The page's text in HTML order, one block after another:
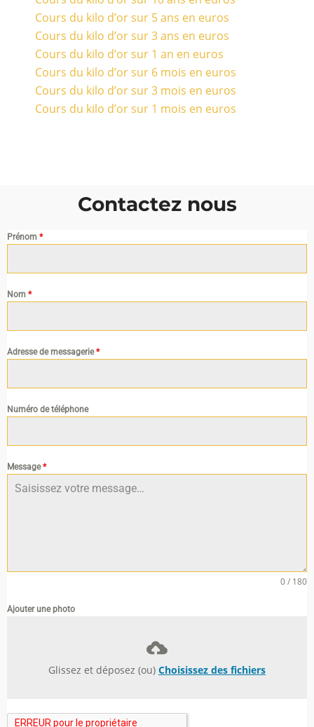
Cours du kilo d’or sur 5 ans en euros
Cours du kilo d’or sur 3 ans en euros
Cours du kilo d’or sur 1 an en euros
Cours du kilo d’or sur 6 mois en euros
Cours du kilo d’or sur 3 mois en euros
Cours du kilo d’or sur 1 mois en euros
Contactez nous
Prénom *
Nom *
Adresse de messagerie*
Numéro de téléphone
Message*
0 / 180
Ajouter une photo
Glissez et déposez (ou) Choisissez des fichiers